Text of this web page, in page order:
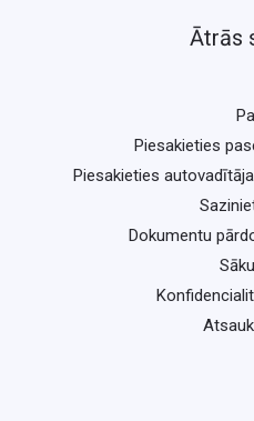
Ātrās
Piesakieties
Piesakieties
Dokumentu